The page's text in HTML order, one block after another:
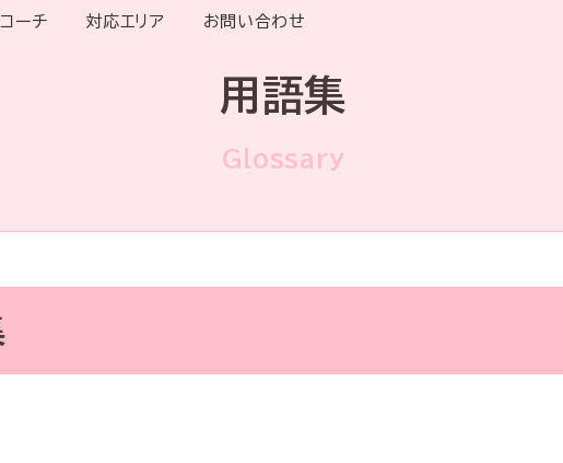
ーチ 対応エリア お問い合わせ
用語集
Glossary